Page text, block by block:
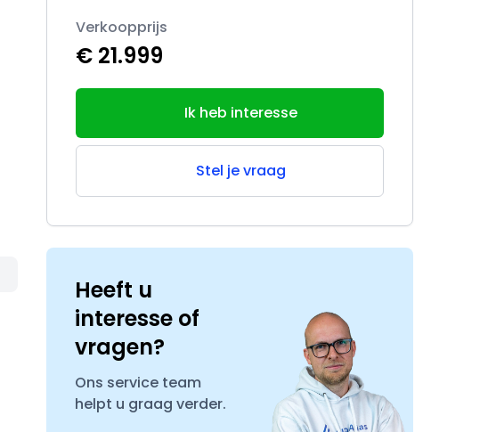
Verkoopprijs
€ 21.999
Ik heb interesse
Stel je vraag
Heeft u
interesse of
vragen?
Ons service team
helpt u graag verder.